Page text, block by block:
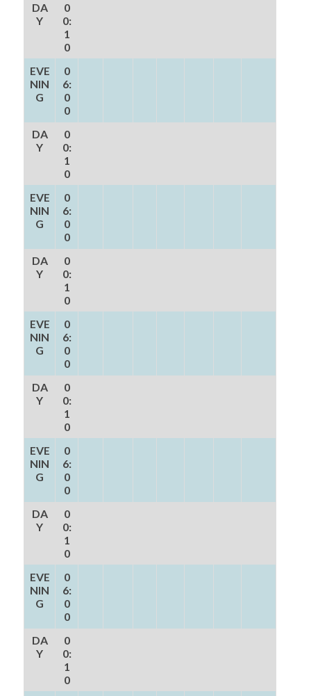
DA
Y
0
0:
1
0
EVE
NIN
G
0
6:
0
0
DA
Y
0
0:
1
0
EVE
NIN
G
0
6:
0
0
DA
Y
0
0:
1
0
EVE
NIN
G
0
6:
0
0
DA
Y
0
0:
1
0
EVE
NIN
G
0
6:
0
0
DA
Y
0
0:
1
0
EVE
NIN
G
0
6:
0
0
DA
Y
0
0:
1
0